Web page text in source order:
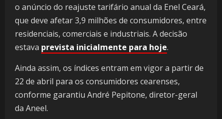
o anúncio do reajuste tarifário anual da Enel Ceará,
que deve afetar 3,9 milhões de consumidores, entre
residenciais, comerciais e industriais. A decisão
estava prevista inicialmente para hoje.
Ainda assim, os índices entram em vigor a partir de
22 de abril para os consumidores cearenses,
conforme garantiu André Pepitone, diretor-geral
da Aneel.